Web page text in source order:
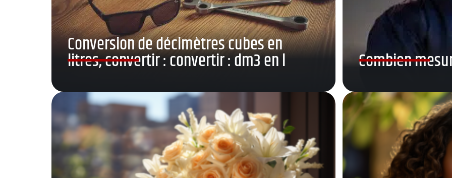
Conversion de décimètres cubes en
litres, convertir : convertir : dm3 en l Combien